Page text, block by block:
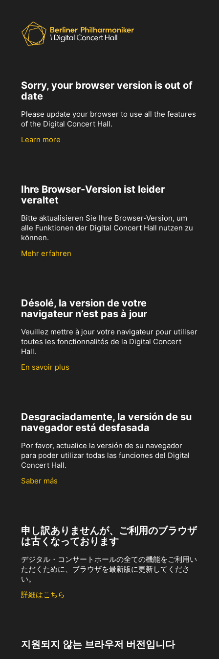
Sorry, your browser version is out of
date
Please update your browser to use all the features
of the Digital Concert Hall.
Learn more
Ihre Browser-Version ist leider
veraltet
Bitte aktualisieren Sie Ihre Browser-Version, um
alle Funktionen der Digital Concert Hall nutzen zu
können.
Mehr erfahren
Désolé, la version de votre
navigateur n’est pas à jour
Veuillez mettre à jour votre navigateur pour utiliser
toutes les fonctionnalités de la Digital Concert
Hall.
En savoir plus
Desgraciadamente, la versión de su
navegador está desfasada
Por favor, actualice la versión de su navegador
para poder utilizar todas las funciones del Digital
Concert Hall.
Saber más
申し訳ありませんが、ご利用のブラウザ
は古くなっております
デジタル・コンサートホールの全ての機能をご利用い
ただくために、ブラウザを最新版に更新してくださ
い。
詳細はこちら
지원되지 않는 브라우저 버전입니다